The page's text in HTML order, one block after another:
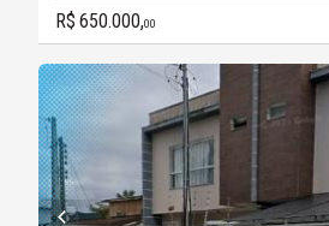
R$ 650.000,00